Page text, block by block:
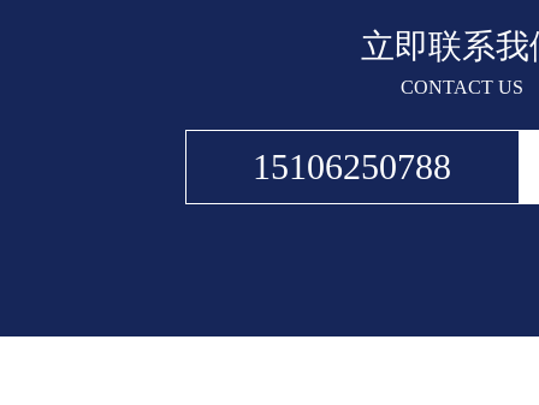
立即联系我
CONTACT US
15106250788